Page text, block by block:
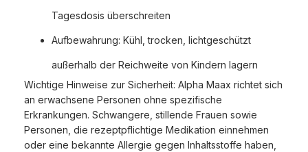
Tagesdosis überschreiten
Aufbewahrung: Kühl, trocken, lichtgeschützt
außerhalb der Reichweite von Kindern lagern
Wichtige Hinweise zur Sicherheit: Alpha Maax richtet sich
an erwachsene Personen ohne spezifische
Erkrankungen. Schwangere, stillende Frauen sowie
Personen, die rezeptpflichtige Medikation einnehmen
oder eine bekannte Allergie gegen Inhaltsstoffe haben,